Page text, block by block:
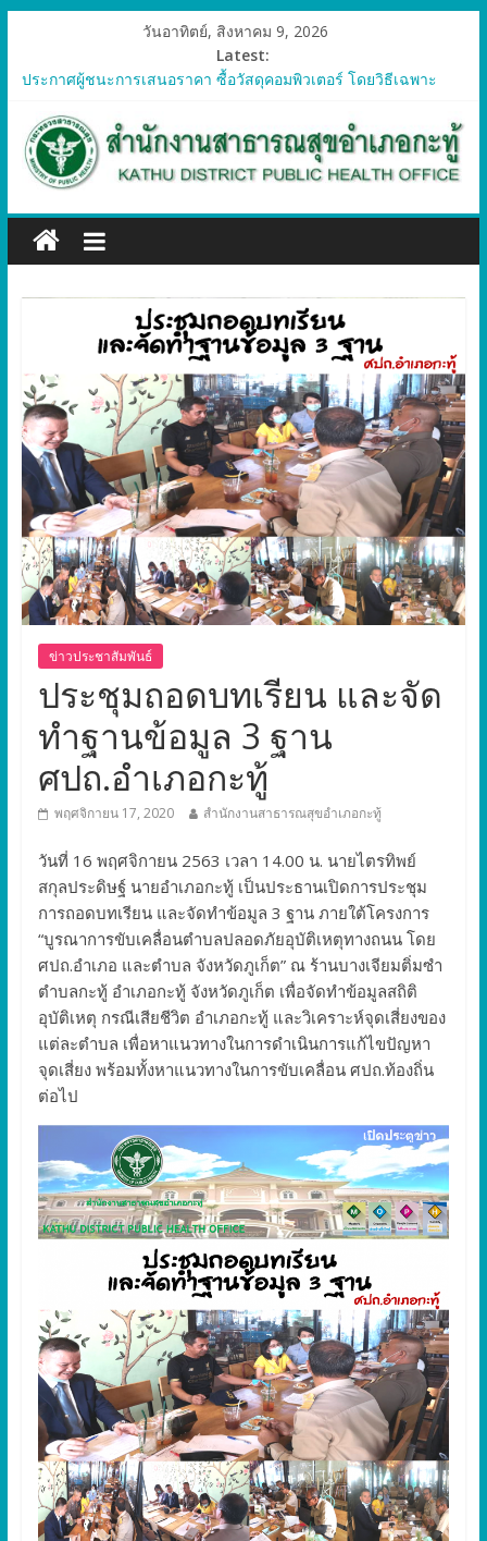
วันอาทิตย์, สิงหาคม 9, 2026
Latest:
ประกาศผู้ชนะการเสนอราคา ซื้อวัสดุคอมพิวเตอร์ โดยวิธีเฉพาะ
ประกาศผู้ชนะการเสนอราคา จัดซื้อวัสดุทางการแพทย์สำหรับ
โครงการป้องกันควบคุมโรคติดต่อและภัยสุขภาพในแรงงานต่างด้าว
อำเภอกะทู้ ปี 2569
เจาะจง
ประกาศผู้ชนะการเสนอรา ซื้อวัสดุงานบ้านงานครัว โดยวิธีเฉพาะ
เจาะจง
ประกาศผู้ชนะการเสนอราคา ซื้อวัสดุสำนักงาน โดยวิธีเฉพาะ
ข่าวประชาสัมพันธ์
ประชุมถอดบทเรียน และจัด
ทำฐานข้อมูล 3 ฐาน
ศปถ.อำเภอกะทู้
พฤศจิกายน 17, 2020 สำนักงานสาธารณสุขอำเภอกะทู้
วันที่ 16 พฤศจิกายน 2563 เวลา 14.00 น. นายไตรทิพย์
สกุลประดิษฐ์ นายอำเภอกะทู้ เป็นประธานเปิดการประชุม
การถอดบทเรียน และจัดทำข้อมูล 3 ฐาน ภายใต้โครงการ
“บูรณาการขับเคลื่อนตำบลปลอดภัยอุบัติเหตุทางถนน โดย
ศปถ.อำเภอ และตำบล จังหวัดภูเก็ต” ณ ร้านบางเจียมติ่มซำ
ตำบลกะทู้ อำเภอกะทู้ จังหวัดภูเก็ต เพื่อจัดทำข้อมูลสถิติ
อุบัติเหตุ กรณีเสียชีวิต อำเภอกะทู้ และวิเคราะห์จุดเสี่ยงของ
แต่ละตำบล เพื่อหาแนวทางในการดำเนินการแก้ไขปัญหา
จุดเสี่ยง พร้อมทั้งหาแนวทางในการขับเคลื่อน ศปถ.ท้องถิ่น
ต่อไป